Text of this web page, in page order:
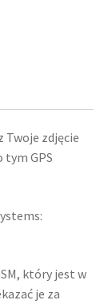
Twoje zdjęcie
tym GPS
który jest w
je za